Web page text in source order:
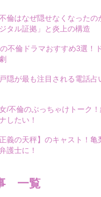
倫はなぜ隠せなくなったの
タル証拠」と炎上の構造
不倫ドラマおすすめ3選！
隠が最も注目される電話占
/不倫のぶっちゃけトーク
したい！
義の天秤】のキャスト！亀
護士に！
一覧